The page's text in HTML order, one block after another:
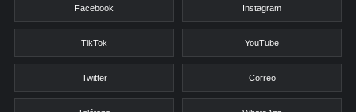
Facebook Instagram
TikTok YouTube
Twitter Correo